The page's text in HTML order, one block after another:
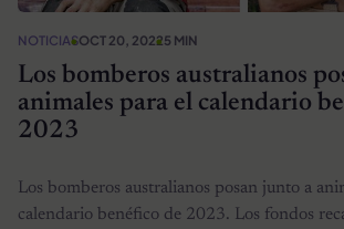
NOTICIASOCT 20, 20225 MIN
Los bomberos australianos
animales para el calendario
2023
Los bomberos australianos posan junto a
calendario benéfico de 2023. Los fondos